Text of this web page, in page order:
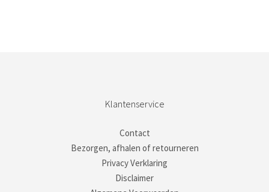
Klantenservice
Contact
Bezorgen, afhalen of retourneren
Privacy Verklaring
Disclaimer